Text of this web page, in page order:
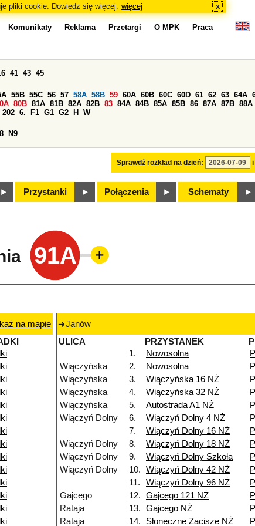
pliki cookie. Dowiedz się więcej. więcej x
Komunikaty Reklama Przetargi O MPK Praca
Sprawdź rozkład na dzień: i
41 43 45
55B 55C 56 57 58A 58B 59 60A 60B 60C 60D 61 62 63 64A
80B 81A 81B 82A 82B 83 84A 84B 85A 85B 86 87A 87B 88A
202 6. F1 G1 G2 H W
N9
Przystanki Połączenia Schematy
91A
na mapie
Janów
ULICA
PRZYSTANEK
1.
Nowosolna
Wiączyńska
2. Nowosolna
Wiączyńska
3. Wiączyńska 16 NŻ
Wiączyńska
4. Wiączyńska 32 NŻ
Wiączyńska
5. Autostrada A1 NŻ
Wiączyń Dolny
6. Wiączyń Dolny 4 NŻ
7.
Wiączyń Dolny 16 NŻ
Wiączyń Dolny
8. Wiączyń Dolny 18 NŻ
Wiączyń Dolny
9. Wiączyń Dolny Szkoła
Wiączyń Dolny
10. Wiączyń Dolny 42 NŻ
11.
Wiączyń Dolny 96 NŻ
Gajcego
12. Gajcego 121 NŻ
Rataja
13. Gajcego NŻ
Rataja
14. Słoneczne Zacisze NŻ